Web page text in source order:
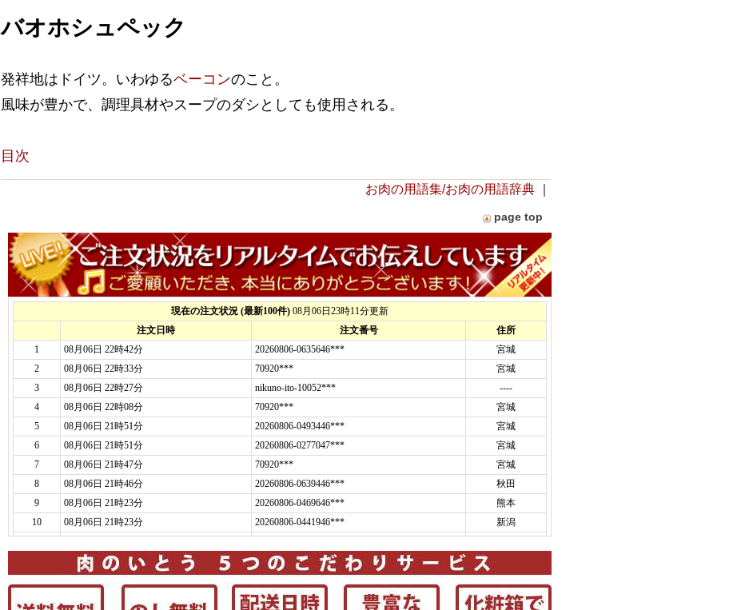
バオホシュペック
発祥地はドイツ。いわゆるベーコンのこと。
風味が豊かで、調理具材やスープのダシとしても使用される。
目次
お肉の用語集/お肉の用語辞典
page top